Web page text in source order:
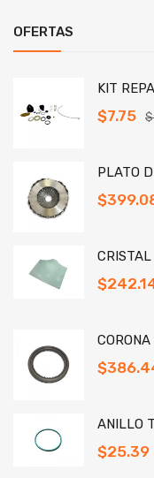
OFERTAS
KIT
$
$7.75
PLATO
$
CRISTAL
$
$
ANILLO
$25.39